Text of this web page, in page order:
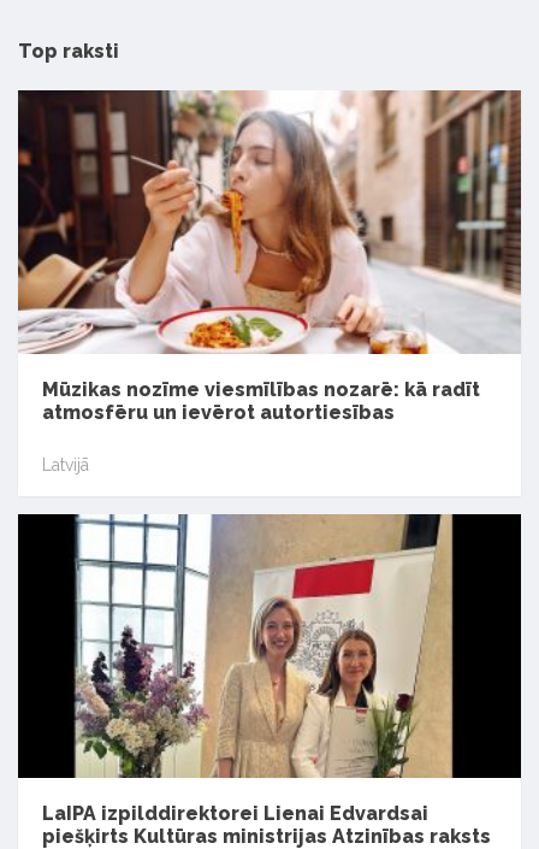
Top raksti
Mūzikas nozīme viesmīlības nozarē: kā radīt
atmosfēru un ievērot autortiesības
Latvijā
LaIPA izpilddirektorei Lienai Edvardsai
piešķirts Kultūras ministrijas Atzinības raksts